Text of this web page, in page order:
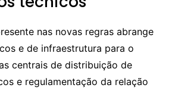
nas novas regras abrange
e de infraestrutura para o
centrais de distribuição de
e regulamentação da relação